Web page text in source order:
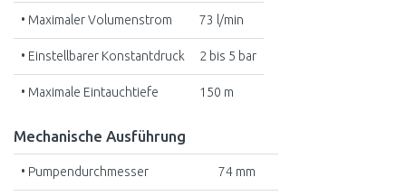
• Maximaler Volumenstrom 73 l/min
• Einstellbarer Konstantdruck 2 bis 5 bar
• Maximale Eintauchtiefe 150 m
Mechanische Ausführung
• Pumpendurchmesser 74 mm